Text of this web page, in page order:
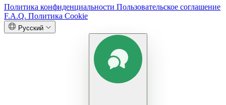
Политика конфиденциальности Пользовательское соглашение
F.A.Q. Политика Cookie
Русский